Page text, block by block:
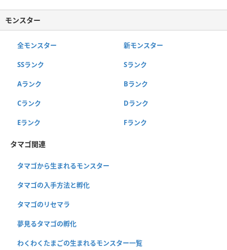
モンスター
全モンスター 新モンスター
SSランク Sランク
Aランク Bランク
Cランク Dランク
Eランク Fランク
タマゴ関連
タマゴから生まれるモンスター
タマゴの入手方法と孵化
タマゴのリセマラ
夢見るタマゴの孵化
わくわくたまごの生まれるモンスター一覧